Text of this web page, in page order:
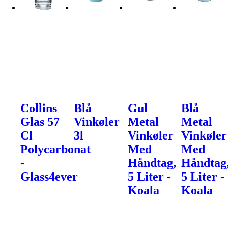
Collins
Glas 57
Cl
Polycarbonat
-
Glass4ever
Blå
Vinkøler
3l
Gul
Metal
Vinkøler
Med
Håndtag,
5 Liter -
Koala
Blå
Metal
Vinkøler
Med
5 Liter -
Koala